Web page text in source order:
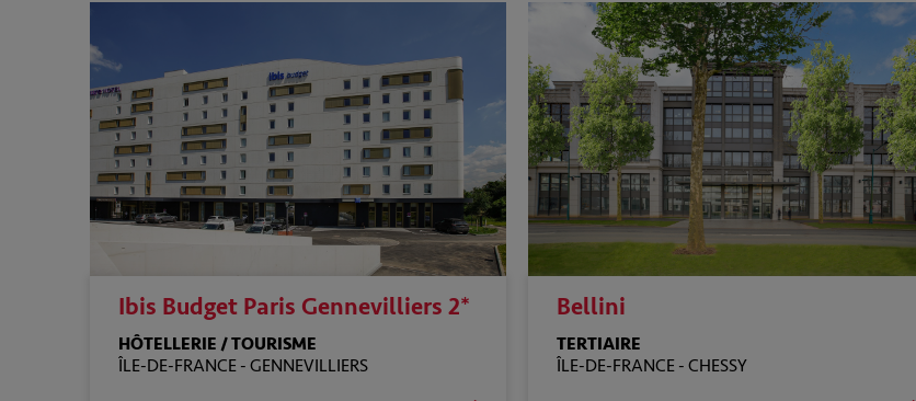
Ibis Budget Paris Gennevilliers 2*
HÔTELLERIE / TOURISME
ÎLE-DE-FRANCE - GENNEVILLIERS
Bellini
TERTIAIRE
ÎLE-DE-FRANCE - CHESSY